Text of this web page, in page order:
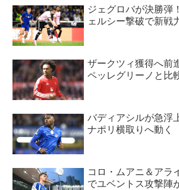
ジェグロバが決勝弾
ェルシー撃破で新戦
ザークツィ獲得へ前
ペッレグリーノと比
バディアシルが急浮
ナポリ横取りへ動く
コロ・ムアニ＆アラ
でユベントス攻撃陣